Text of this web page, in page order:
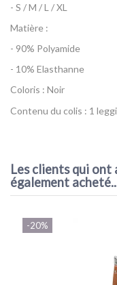
- S / M / L / XL
Matière :
- 90% Polyamide
- 10% Elasthanne
Coloris : Noir
Contenu du colis : 1
Les clients qui
également
-20%